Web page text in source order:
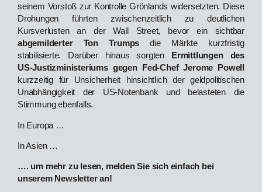
seinem Vorstoß zur Kontrolle Grönlands widersetzten. Diese
Drohungen führten zwischenzeitlich zu deutlichen
Kursverlusten an der Wall Street, bevor ein sichtbar
abgemilderter Ton Trumps die Märkte kurzfristig
stabilisierte. Darüber hinaus sorgten Ermittlungen des
US‑Justizministeriums gegen Fed‑Chef Jerome Powell
kurzzeitig für Unsicherheit hinsichtlich der geldpolitischen
Unabhängigkeit der US‑Notenbank und belasteten die
Stimmung ebenfalls.
In Europa …
In Asien …
…. um mehr zu lesen, melden Sie sich einfach bei
unserem Newsletter an!